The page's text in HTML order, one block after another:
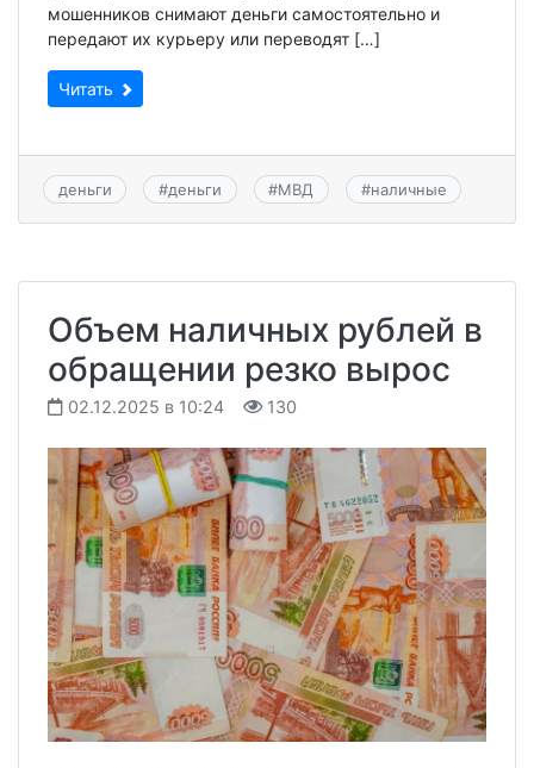
мошенников снимают деньги самостоятельно и
передают их курьеру или переводят […]
Читать
деньги #деньги #МВД #наличные
Объем наличных рублей в
обращении резко вырос
02.12.2025 в 10:24 130